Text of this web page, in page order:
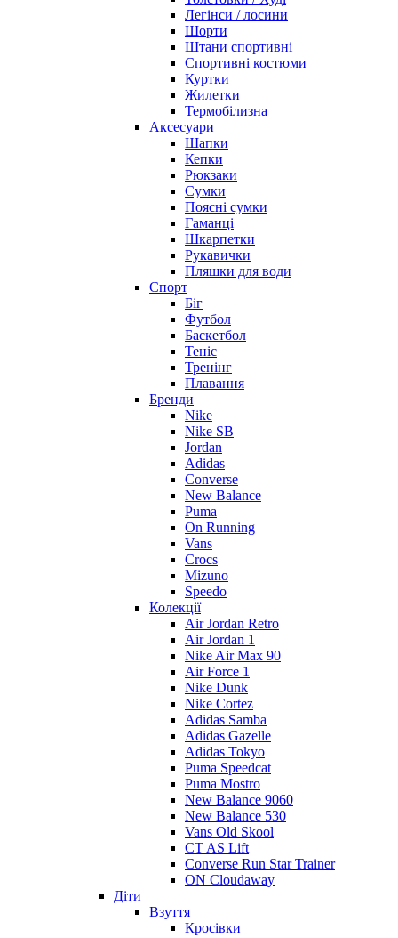
Легінси / лосини
Шорти
Штани спортивні
Спортивні костюми
Куртки
Жилетки
Термобілизна
Аксесуари
Шапки
Кепки
Рюкзаки
Сумки
Поясні сумки
Гаманці
Шкарпетки
Рукавички
Пляшки для води
Спорт
Біг
Футбол
Баскетбол
Теніс
Тренінг
Плавання
Бренди
Nike
Nike SB
Jordan
Adidas
Converse
New Balance
Puma
On Running
Vans
Crocs
Mizuno
Speedo
Колекції
Air Jordan Retro
Air Jordan 1
Nike Air Max 90
Air Force 1
Nike Dunk
Nike Cortez
Adidas Samba
Adidas Gazelle
Adidas Tokyo
Puma Speedcat
Puma Mostro
New Balance 9060
New Balance 530
Vans Old Skool
CT AS Lift
Converse Run Star Trainer
ON Cloudaway
Діти
Взуття
Кросівки